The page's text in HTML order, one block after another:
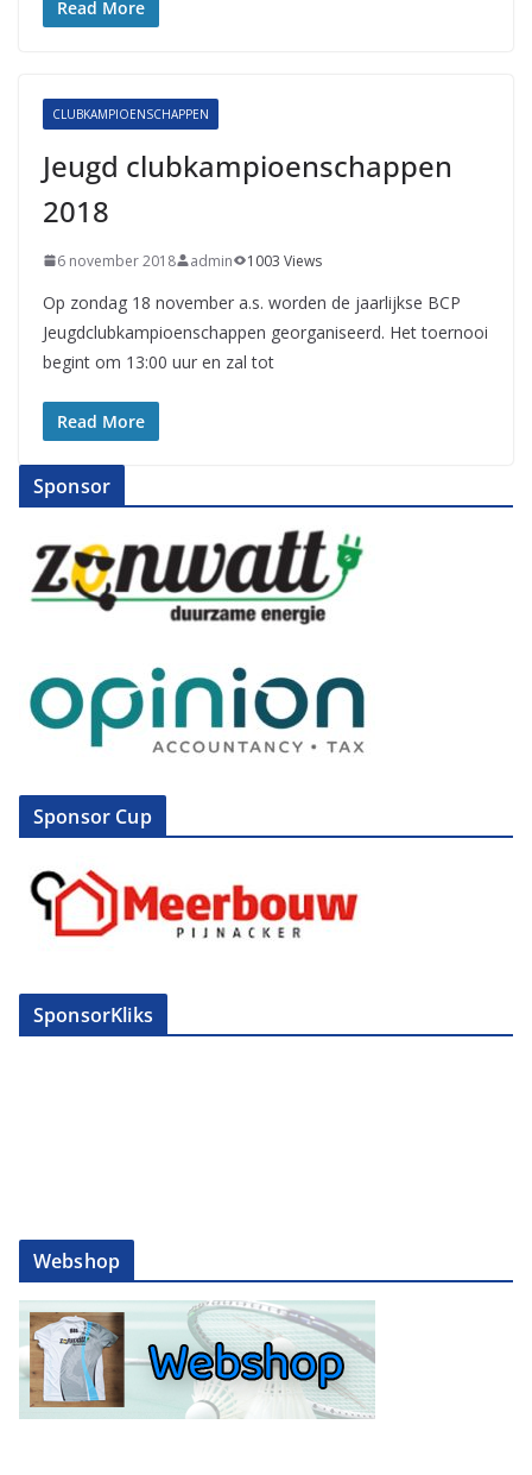
Read More
CLUBKAMPIOENSCHAPPEN
Jeugd clubkampioenschappen
2018
6 november 2018 admin 1003 Views
Op zondag 18 november a.s. worden de jaarlijkse BCP
Jeugdclubkampioenschappen georganiseerd. Het toernooi
begint om 13:00 uur en zal tot
Read More
Sponsor
Sponsor Cup
SponsorKliks
Webshop